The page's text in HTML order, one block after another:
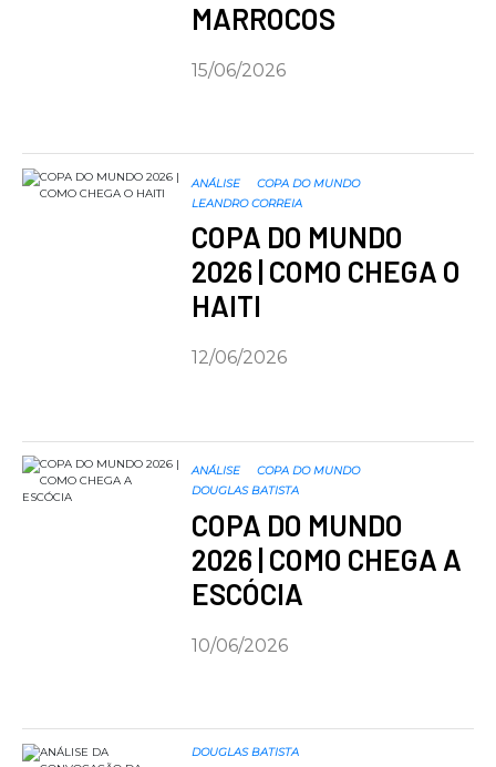
MARROCOS
15/06/2026
ANÁLISE
COPA DO MUNDO
LEANDRO CORREIA
COPA DO MUNDO
2026 | COMO CHEGA O
HAITI
12/06/2026
ANÁLISE
COPA DO MUNDO
DOUGLAS BATISTA
COPA DO MUNDO
2026 | COMO CHEGA A
ESCÓCIA
10/06/2026
DOUGLAS BATISTA